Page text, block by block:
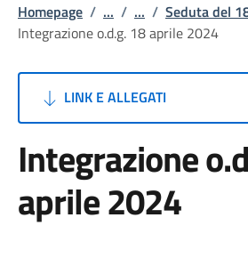
Homepage / ... / ... / Seduta del
Integrazione o.d.g. 18 aprile 2024
LINK E ALLEGATI
Integrazione
aprile 2024